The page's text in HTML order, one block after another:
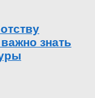
знать